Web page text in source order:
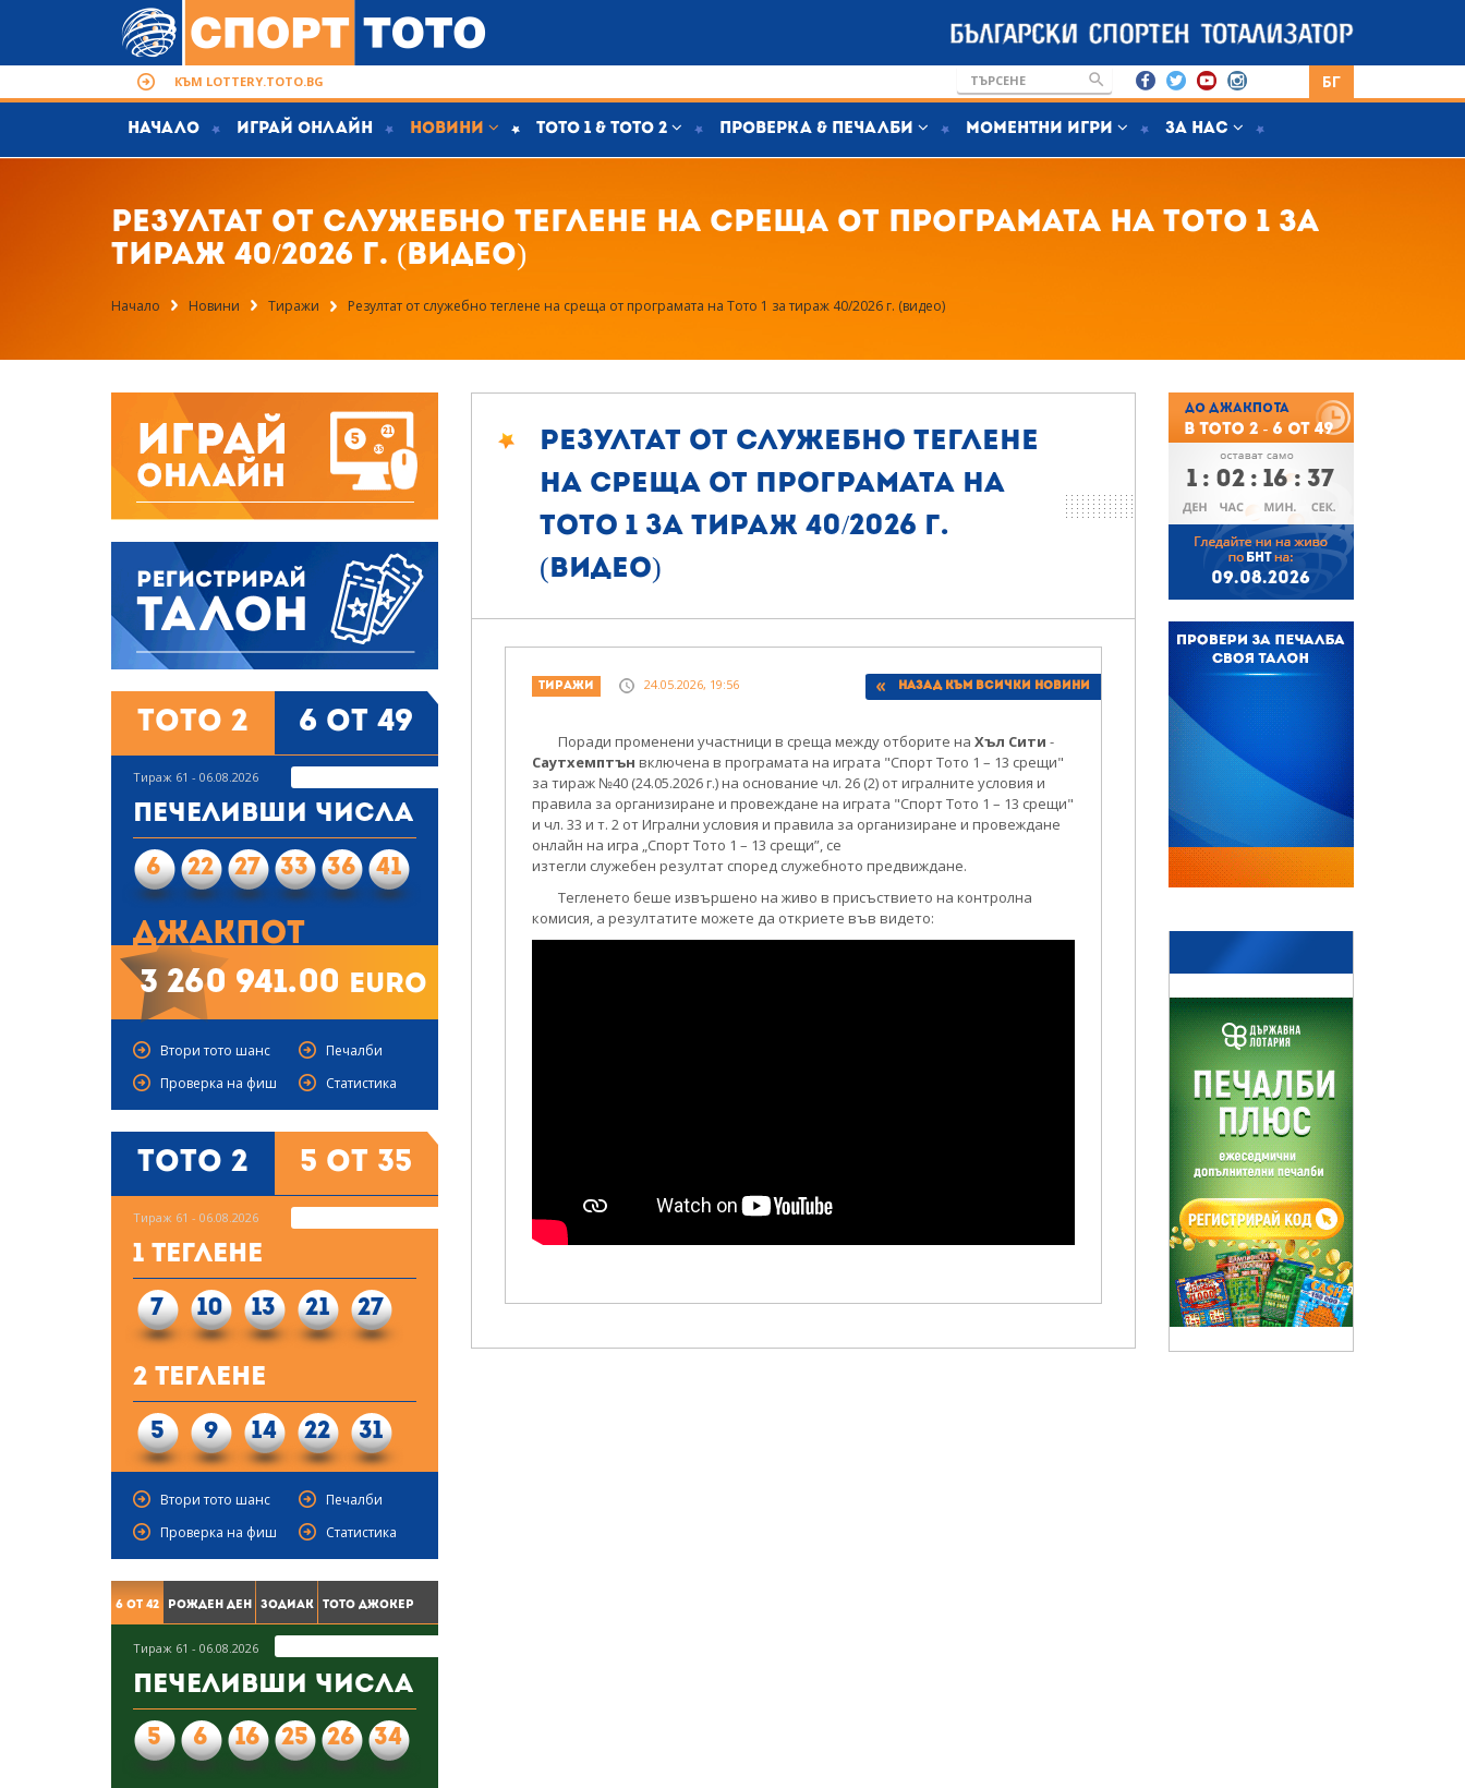
КЪМ LOTTERY.TOTO.BG БГ
Начало Играй Онлайн Новини Тото 1 & Тото 2 Проверка & печалби Моментни игри За нас
Резултат от служебно теглене на среща от програмата на Тото 1 за
тираж 40/2026 г. (видео)
Начало Новини Тиражи Резултат от служебно теглене на среща от програмата на Тото 1 за тираж 40/2026 г. (видео)
Резултат от служебно теглене
на среща от програмата на
Тото 1 за тираж 40/2026 г.
(видео)
Тиражи 24.05.2026, 19:56 Назад към всички новини
Поради променени участници в среща между отборите на Хъл Сити​ -
Саутхемптън включена в програмата на играта "Спорт Тото 1 – 13 срещи"
за тираж №40 (24.05.2026 г.) на основание чл. 26 (2) от игралните условия и
правила за организиране и провеждане на играта "Спорт Тото 1 – 13 срещи"
и чл. 33 и т. 2 от Игрални условия и правила за организиране и провеждане
онлайн на игра „Спорт Тото 1 – 13 срещи”, се
изтегли служебен резултат според служебното предвиждане.
Тегленето беше извършено на живо в присъствието на контролна
комисия, а резултатите можете да откриете във видето:
1 : 02 : 16 : 36
БНТ
09.08.2026
Тото 2 6 от 49
Тираж 61 - 06.08.2026
Печеливши числа
6 22 27 33 36 41
Джакпот
3 260 941.00 euro
Втори тото шанс
Печалби
Проверка на фиш
Статистика
Тото 2 5 от 35
Тираж 61 - 06.08.2026
1 Теглене
7 10 13 21 27
2 Теглене
5 9 14 22 31
Втори тото шанс
Печалби
Проверка на фиш
Статистика
6 от 42 Рожден ден Зодиак Тото Джокер
Тираж 61 - 06.08.2026
Печеливши числа
5 6 16 25 26 34